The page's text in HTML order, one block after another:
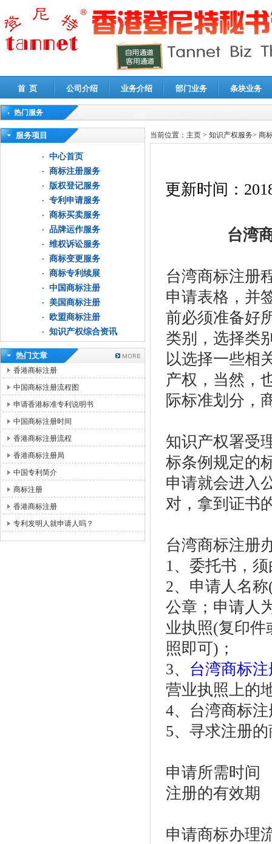
首 页 公司介绍 业务介绍 部门业务 条块业务
热门服务
高新技术企业认定审计|企业所得税汇算清缴申报鉴证
服务项目
中心首页
商标注册服务
版权登记服务
专利申请服务
商标买卖服务
品牌运作服务
维权诉讼服务
商标变更服务
商标专利续展
中国商标注册
美国商标注册
欧盟商标注册
知识产权综合资讯
热门文章
香港商标注册
中国商标注册流程图
申请香港标准专利说明书
中国商标注册时间
香港商标注册流程
香港商标注册局
中国专利简介
商标注册
香港商标注册
专利发明人就申请人吗？
当前位置： 主页 > 知识产权服务> 商
更新时间：
台湾
台湾商标注册
申请表格，并
前必须准备好
类别，选择类
以选择一些相
产权，当然，
际标准划分，
知识产权署受
标条例规定的
申请就会进入
对，拿到证书
台湾商标注册
1、委托书，
2、 申请人名称
公章；申请人
业执照(复印件
照即可) ；
3、 台湾商标注
营业执照上的
4、台湾商标
5、 寻求注册
申请所需时间
注册的有效期
申请商标办理